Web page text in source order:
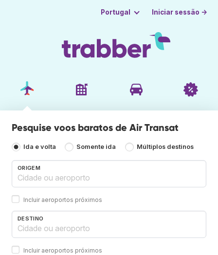
Portugal Iniciar sessão →
Pesquise voos baratos de Air Transat
Ida e volta Somente ida Múltiplos destinos
ORIGEM
Incluir aeroportos próximos
DESTINO
Incluir aeroportos próximos